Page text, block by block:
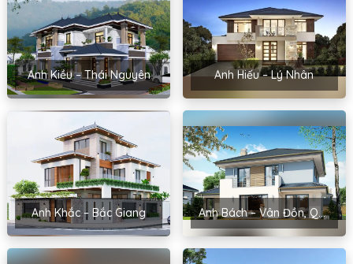
Anh Kiều – Thái Nguyên Anh Hiếu – Lý Nhân
Anh Khắc – Bắc Giang Anh Bách – Vân Đồn, Quảng Ninh